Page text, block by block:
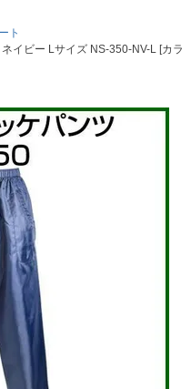
ト
イビー Lサイズ NS-350-NV-L [カラ